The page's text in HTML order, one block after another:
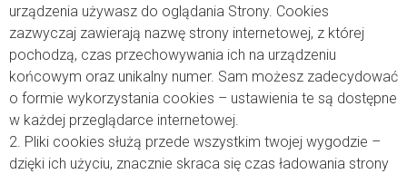
urządzenia używasz do oglądania Strony. Cookies
zazwyczaj zawierają nazwę strony internetowej, z której
pochodzą, czas przechowywania ich na urządzeniu
końcowym oraz unikalny numer. Sam możesz zadecydować
o formie wykorzystania cookies – ustawienia te są dostępne
w każdej przeglądarce internetowej.
2. Pliki cookies służą przede wszystkim twojej wygodzie –
dzięki ich użyciu, znacznie skraca się czas ładowania strony